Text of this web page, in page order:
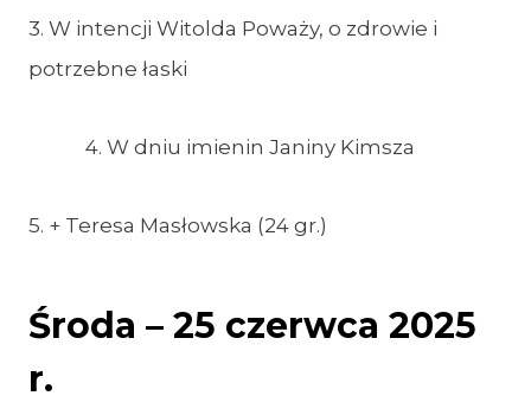
3. W intencji Witolda Poważy, o zdrowie i
potrzebne łaski
4. W dniu imienin Janiny Kimsza
5. + Teresa Masłowska (24 gr.)
Środa – 25 czerwca 2025
r.